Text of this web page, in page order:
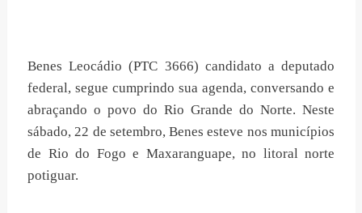
Benes Leocádio (PTC 3666) candidato a deputado
federal, segue cumprindo sua agenda, conversando e
abraçando o povo do Rio Grande do Norte. Neste
sábado, 22 de setembro, Benes esteve nos municípios
de Rio do Fogo e Maxaranguape, no litoral norte
potiguar.